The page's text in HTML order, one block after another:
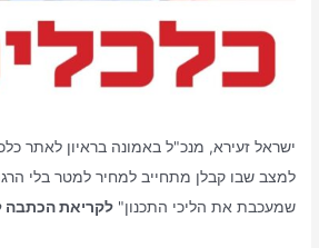
ישראל זעירא, מנכ"ל באמונה בראיון לאתר
למצב שבו קבלן מתחייב למחיר למטר בלי
שמעכבת את הליכי התכנון"לקריאת הכתבה